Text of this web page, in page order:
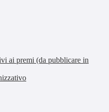
ai premi (da pubblicare in